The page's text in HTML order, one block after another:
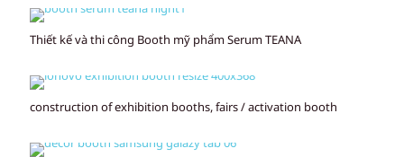
Thiết kế và thi công Booth mỹ phẩm Serum TEANA
construction of exhibition booths, fairs / activation booth